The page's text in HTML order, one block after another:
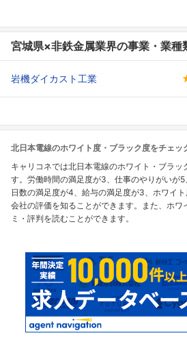
宮城県×非鉄金属業界の事業・業種
岩機ダイカスト工業
北日本電線のホワイト度・ブラック度をチェッ
キャリコネでは北日本電線のホワイト・ブラッ
す。労働時間の満足度が3、仕事のやりがいが
日数の満足度が4、給与の満足度が3、ホワイ
会社の評価を知ることができます。また、ホワ
ミ・評判を読むことができます。